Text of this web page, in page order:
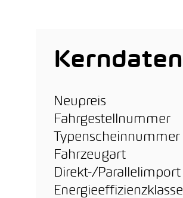
Kerndaten
Neupreis
Fahrgestellnummer
Typenscheinnummer
Fahrzeugart
Direkt-/Parallelimport
Energieeffizienzklasse